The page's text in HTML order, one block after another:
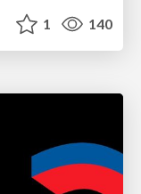
1 140